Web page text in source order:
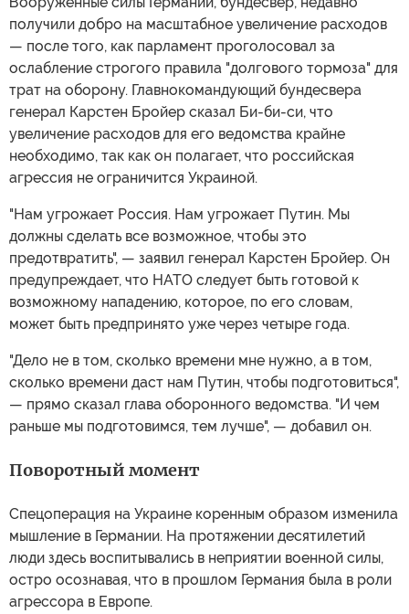
получили добро на масштабное увеличение расходов
— после того, как парламент проголосовал за
ослабление строгого правила "долгового тормоза" для
трат на оборону. Главнокомандующий бундесвера
генерал Карстен Бройер сказал Би-би-си, что
увеличение расходов для его ведомства крайне
необходимо, так как он полагает, что российская
агрессия не ограничится Украиной.
"Нам угрожает Россия. Нам угрожает Путин. Мы
должны сделать все возможное, чтобы это
предотвратить", — заявил генерал Карстен Бройер. Он
предупреждает, что НАТО следует быть готовой к
возможному нападению, которое, по его словам,
может быть предпринято уже через четыре года.
"Дело не в том, сколько времени мне нужно, а в том,
сколько времени даст нам Путин, чтобы подготовиться",
— прямо сказал глава оборонного ведомства. "И чем
раньше мы подготовимся, тем лучше", — добавил он.
Поворотный момент
Спецоперация на Украине коренным образом изменила
мышление в Германии. На протяжении десятилетий
люди здесь воспитывались в неприятии военной силы,
остро осознавая, что в прошлом Германия была в роли
агрессора в Европе.